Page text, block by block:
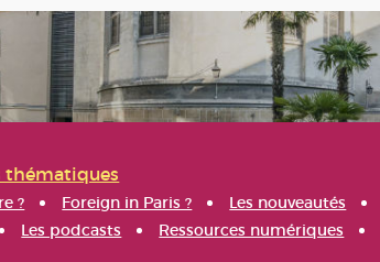
thématiques
? Foreign in Paris ? Les nouveautés
Les podcasts Ressources numériques